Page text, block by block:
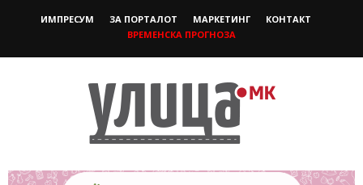
ИМПРЕСУМ ЗА ПОРТАЛОТ МАРКЕТИНГ
КОНТАКТ
ВРЕМЕНСКА ПРОГНОЗА